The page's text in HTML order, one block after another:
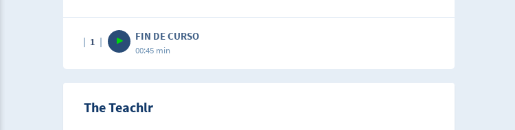
1 FIN DE CURSO
00:45 min
The Teachlr